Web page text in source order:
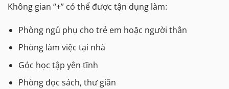
Không gian “+” có thể được tận dụng làm:
Phòng ngủ phụ cho trẻ em hoặc người thân
Phòng làm việc tại nhà
Góc học tập yên tĩnh
Phòng đọc sách, thư giãn